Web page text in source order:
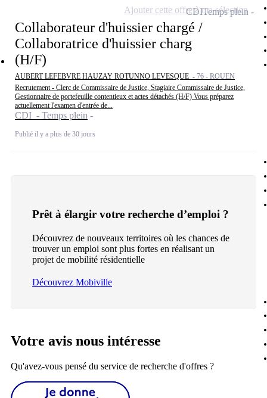
Collaborateur d'huissier chargé /
Collaboratrice d'huissier charg
(H/F)
AUBERT LEFEBVRE HAUZAY ROTUNNO LEVESQUE - 76 - ROUEN
Recrutement - Clerc de Commissaire de Justice, Stagiaire Commissaire de Justice,
Gestionnaire de portefeuille contentieux et actes détachés (H/F) Vous préparez
actuellement l'examen d'entrée de...
CDI - Temps plein
Publié il y a plus de 30 jours
CDITemps plein
Ajouter cette offre à ma sélection
Prêt à élargir votre recherche d’emploi ?
Découvrez de nouveaux territoires où les chances de
trouver un emploi sont plus fortes en réalisant un
projet de mobilité résidentielle
Découvrez Mobiville
Votre avis nous intéresse
Qu'avez-vous pensé du service de recherche d'offres ?